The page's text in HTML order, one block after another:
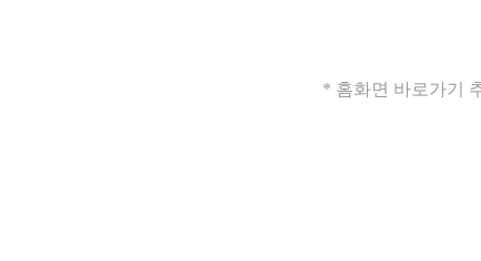
* 홈화면 바로가기